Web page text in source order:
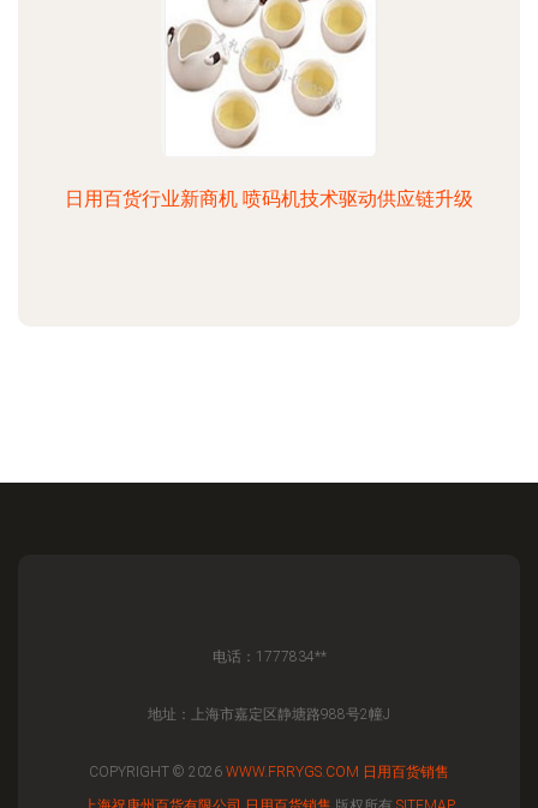
日用百货行业新商机 喷码机技术驱动供应链升级
电话：1777834**
地址：上海市嘉定区静塘路988号2幢J
COPYRIGHT © 2026 WWW.FRRYGS.COM 日用百货销售